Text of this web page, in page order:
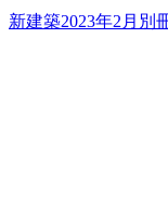
新建築2023年2月別